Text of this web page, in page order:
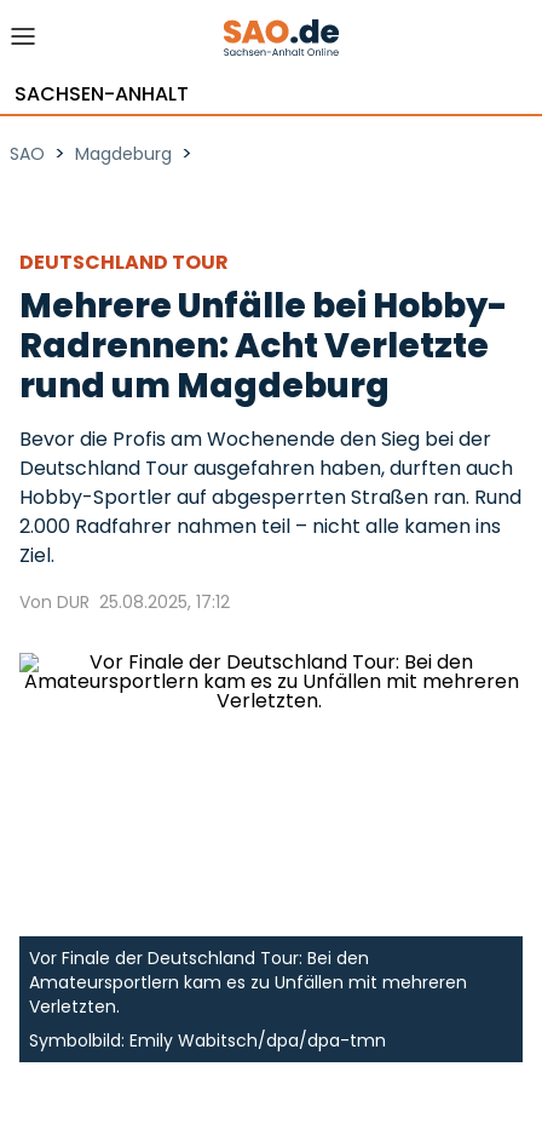
SACHSEN-ANHALT
SAO > Magdeburg >
DEUTSCHLAND TOUR
Mehrere Unfälle bei Hobby-
Radrennen: Acht Verletzte
rund um Magdeburg
Bevor die Profis am Wochenende den Sieg bei der
Deutschland Tour ausgefahren haben, durften auch
Hobby-Sportler auf abgesperrten Straßen ran. Rund
2.000 Radfahrer nahmen teil – nicht alle kamen ins
Ziel.
Von DUR 25.08.2025, 17:12
Vor Finale der Deutschland Tour: Bei den
Amateursportlern kam es zu Unfällen mit mehreren
Verletzten.
Symbolbild: Emily Wabitsch/dpa/dpa-tmn